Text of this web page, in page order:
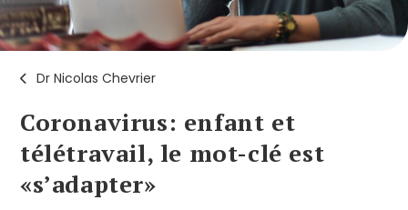
Dr Nicolas Chevrier
Coronavirus: enfant et
télétravail, le mot-clé est
«s’adapter»